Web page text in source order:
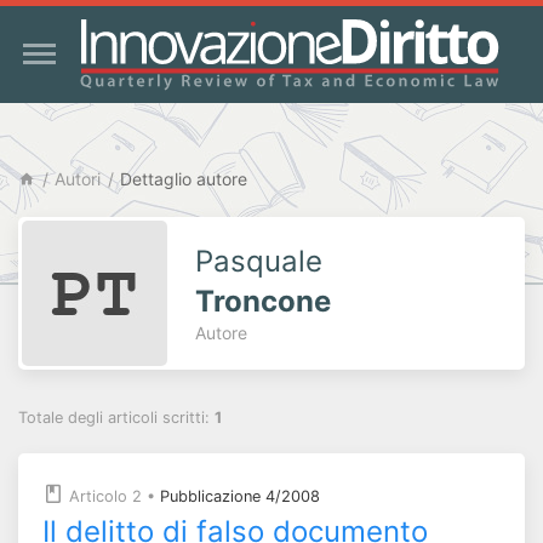
Autori Dettaglio autore
Pasquale
Troncone
Autore
Totale degli articoli scritti: 1
Articolo 2 • Pubblicazione 4/2008
Il delitto di falso documento